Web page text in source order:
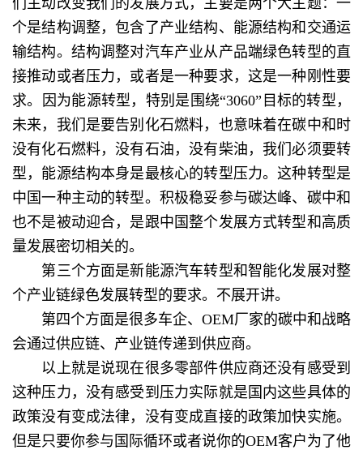
个是结构调整，包含了产业结构、能源结构和交通运
输结构。结构调整对汽车产业从产品端绿色转型的直
接推动或者压力，或者是一种要求，这是一种刚性要
求。因为能源转型，特别是围绕“3060”目标的转型，
未来，我们是要告别化石燃料，也意味着在碳中和时
没有化石燃料，没有石油，没有柴油，我们必须要转
型，能源结构本身是最核心的转型压力。这种转型是
中国一种主动的转型。积极稳妥参与碳达峰、碳中和
也不是被动迎合，是跟中国整个发展方式转型和高质
量发展密切相关的。
第三个方面是新能源汽车转型和智能化发展对整
个产业链绿色发展转型的要求。不展开讲。
第四个方面是很多车企、OEM厂家的碳中和战略
会通过供应链、产业链传递到供应商。
以上就是说现在很多零部件供应商还没有感受到
这种压力，没有感受到压力实际就是国内这些具体的
政策没有变成法律，没有变成直接的政策加快实施。
但是只要你参与国际循环或者说你的OEM客户为了他